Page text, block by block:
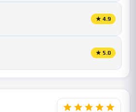
★ 4.9
★ 5.0